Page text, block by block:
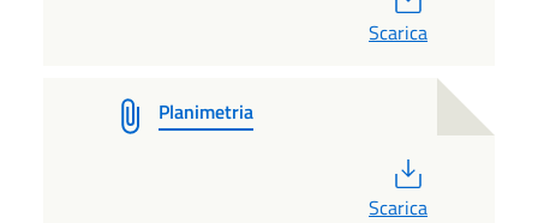
Scarica
Planimetria
Scarica